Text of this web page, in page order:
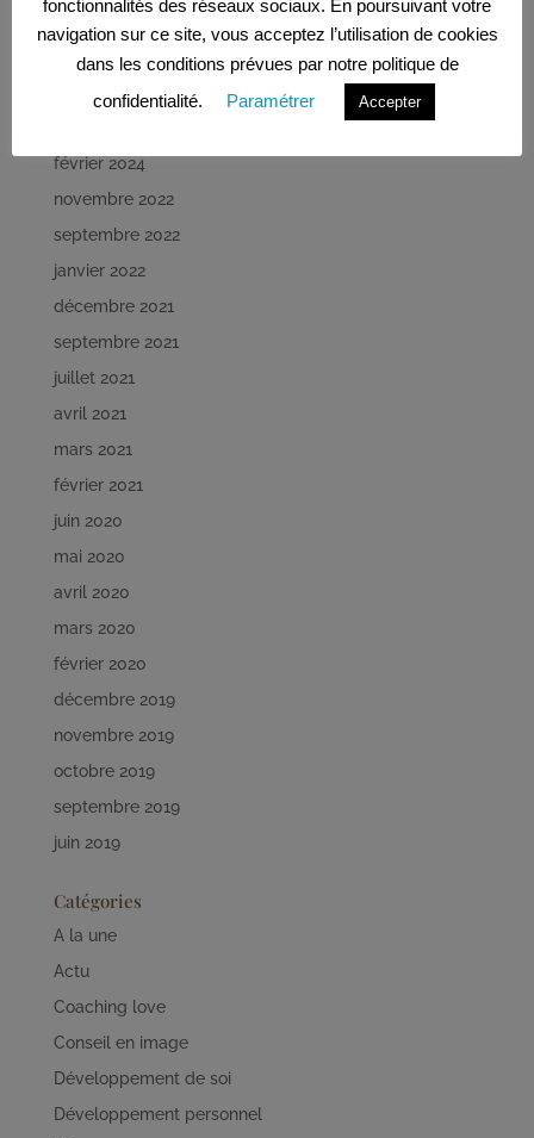
mai 2024
avril 2024
février 2024
novembre 2022
septembre 2022
janvier 2022
décembre 2021
septembre 2021
juillet 2021
avril 2021
mars 2021
février 2021
juin 2020
mai 2020
avril 2020
mars 2020
février 2020
décembre 2019
novembre 2019
octobre 2019
septembre 2019
juin 2019
Catégories
A la une
Actu
Coaching love
Conseil en image
Développement de soi
Développement personnel
fonctionnalités des réseaux sociaux. En poursuivant votre
navigation sur ce site, vous acceptez l’utilisation de cookies
dans les conditions prévues par notre politique de
confidentialité.
Paramétrer Accepter